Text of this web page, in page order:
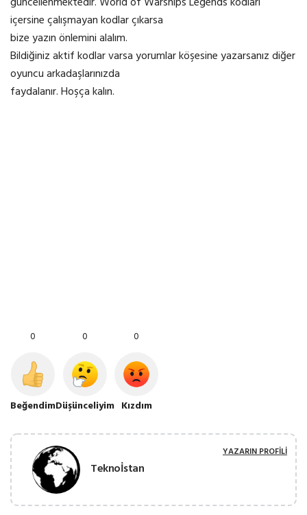
içersine çalışmayan kodlar çıkarsa
bize yazın önlemini alalım.
Bildiğiniz aktif kodlar varsa yorumlar köşesine yazarsanız diğer
oyuncu arkadaşlarınızda
faydalanır. Hoşça kalın.
0
Beğendim
0
Düşünceliyim
0
Kızdım
Teknoİstan
YAZARIN PROFILI